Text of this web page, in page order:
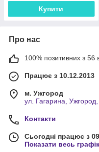
Купити
Про нас
100% позитивних з 56
Працює з 10.12.2013
м. Ужгород
ул. Гагарина, Ужгород,
Контакти
Сьогодні працює з
Показати весь